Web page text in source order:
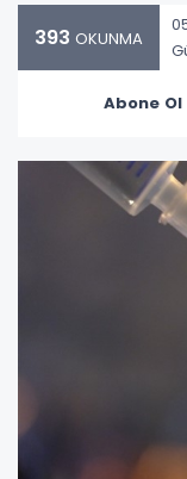
393 OKUNMA
Abone Ol